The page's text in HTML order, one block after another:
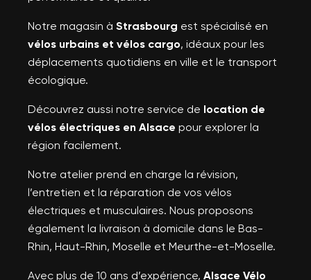
Notre magasin à Strasbourg est spécialisé en
vélos urbains et vélos cargo, idéaux pour les
déplacements quotidiens en ville et le transport
écologique.
Découvrez aussi notre service de location de
vélos électriques en Alsace pour explorer la
région facilement.
Notre atelier prend en charge la révision,
l’entretien et la réparation de vos vélos
électriques et musculaires. Nous proposons
également la livraison à domicile dans le Bas-
Rhin, Haut-Rhin, Moselle et Meurthe-et-Moselle.
Avec plus de 10 ans d’expérience, Alsace Vélo